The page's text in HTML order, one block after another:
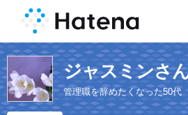
ジャスミンさ
管理職を辞めたくなった50代